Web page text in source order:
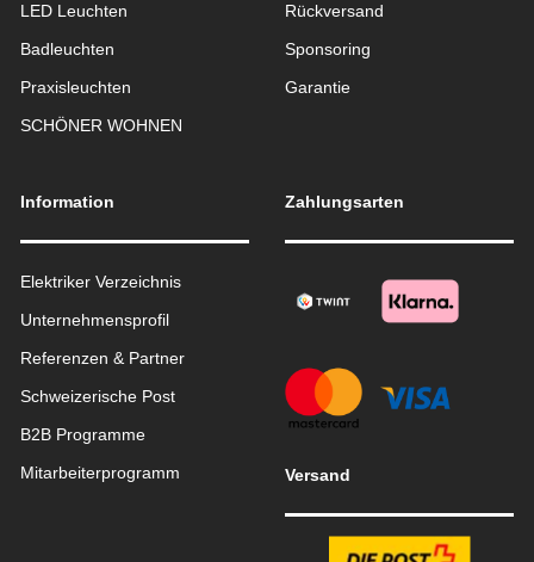
LED Leuchten
Badleuchten
Praxisleuchten
SCHÖNER WOHNEN
Rückversand
Sponsoring
Garantie
Information
Elektriker Verzeichnis
Unternehmensprofil
Referenzen & Partner
Schweizerische Post
B2B Programme
Mitarbeiterprogramm
Zahlungsarten
Versand